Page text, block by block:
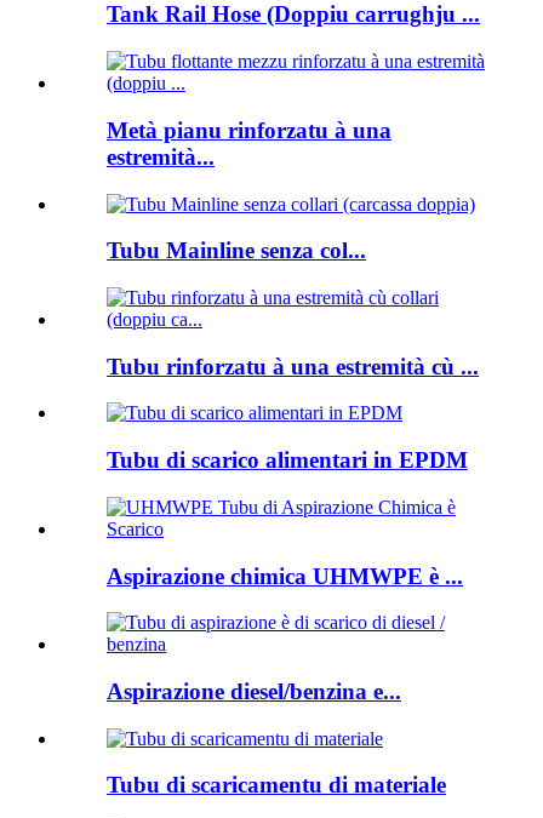
Tank Rail Hose (Doppiu carrughju ...
Metà pianu rinforzatu à una
estremità...
Tubu Mainline senza col...
Tubu rinforzatu à una estremità cù ...
Tubu di scarico alimentari in EPDM
Aspirazione chimica UHMWPE è ...
Aspirazione diesel/benzina e...
Tubu di scaricamentu di materiale